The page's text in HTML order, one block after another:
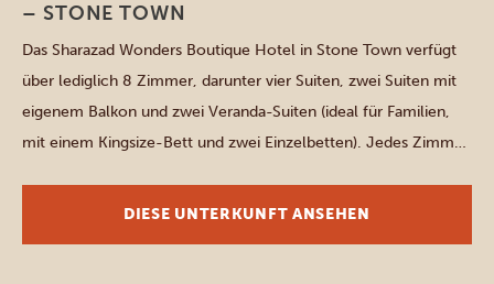
– STONE TOWN
Das Sharazad Wonders Boutique Hotel in Stone Town verfügt
über lediglich 8 Zimmer, darunter vier Suiten, zwei Suiten mit
eigenem Balkon und zwei Veranda-Suiten (ideal für Familien,
mit einem Kingsize-Bett und zwei Einzelbetten). Jedes Zimmer
Kaltwasser sowie einen Deckenventilator, eine Klimaanlage und
DIESE UNTERKUNFT ANSEHEN